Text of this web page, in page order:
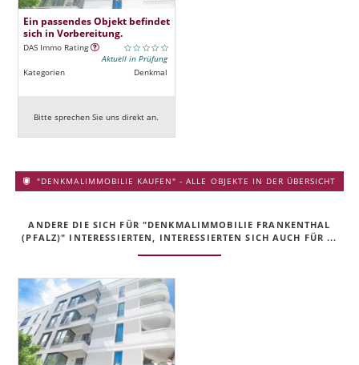
Ein passendes Objekt befindet
sich in Vorbereitung.
DAS Immo Rating
Aktuell in Prüfung
Kategorien
Denkmal
Bitte sprechen Sie uns direkt an.
"DENKMALIMMOBILIE KAUFEN" - ALLE OBJEKTE IN DER ÜBERSICHT
ANDERE DIE SICH FÜR "DENKMALIMMOBILIE FRANKENTHAL
(PFALZ)" INTERESSIERTEN, INTERESSIERTEN SICH AUCH FÜR ...